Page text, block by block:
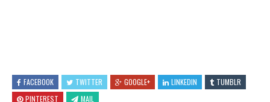
FACEBOOK TWITTER GOOGLE+ LINKEDIN
TUMBLR
PINTEREST
MAIL